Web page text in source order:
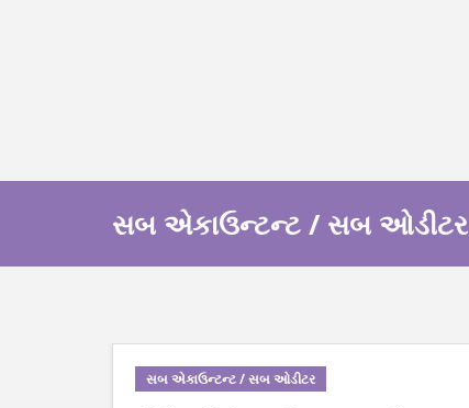
સબ એકાઉન્ટન્ટ / સબ ઓડીટર
સબ એકાઉન્ટન્ટ / સબ ઓડીટર